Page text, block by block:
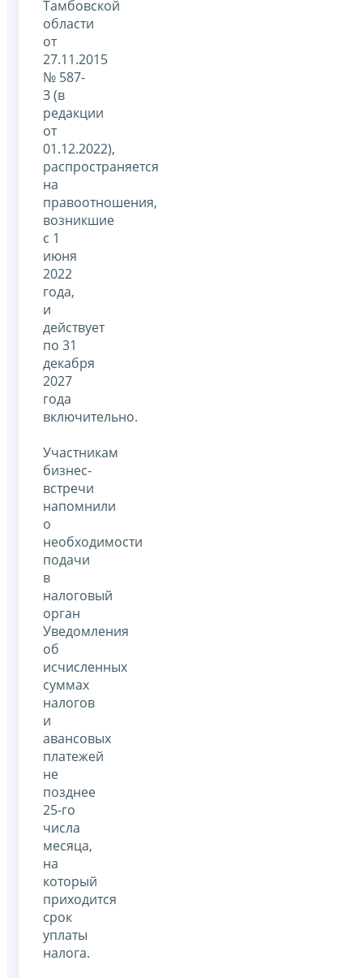
Тамбовской
области
от
27.11.2015
№ 587-
З (в
редакции
от
01.12.2022),
распространяется
на
правоотношения,
возникшие
с 1
июня
2022
года,
и
действует
по 31
декабря
2027
года
включительно.
Участникам
бизнес-
встречи
напомнили
о
необходимости
подачи
в
налоговый
орган
Уведомления
об
исчисленных
суммах
налогов
и
авансовых
платежей
не
позднее
25-го
числа
месяца,
на
который
приходится
срок
уплаты
налога.